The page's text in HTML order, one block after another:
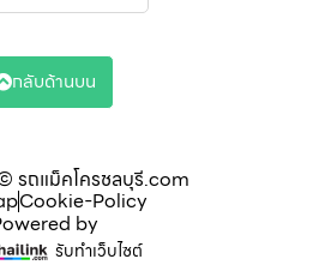
รถแม็คโครชลบุรี.com
Cookie-Policy
by
รับทำเว็บไซต์
กลับด้านบน